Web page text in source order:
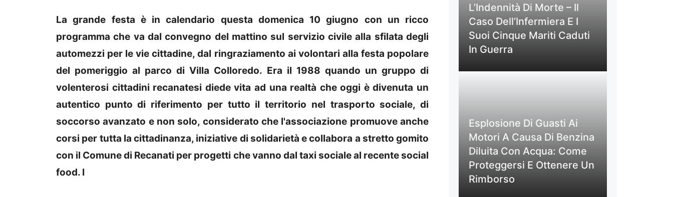
La grande festa è in calendario questa domenica 10 giugno con un ricco
programma che va dal convegno del mattino sul servizio civile alla sfilata degli
automezzi per le vie cittadine, dal ringraziamento ai volontari alla festa popolare
del pomeriggio al parco di Villa Colloredo. Era il 1988 quando un gruppo di
volenterosi cittadini recanatesi diede vita ad una realtà che oggi è divenuta un
autentico punto di riferimento per tutto il territorio nel trasporto sociale, di
soccorso avanzato e non solo, considerato che l'associazione promuove anche
corsi per tutta la cittadinanza, iniziative di solidarietà e collabora a stretto gomito
con il Comune di Recanati per progetti che vanno dal taxi sociale al recente social
food. I
L’Indennità Di Morte – Il
Caso Dell’Infermiera E I
Suoi Cinque Mariti Caduti
In Guerra
Esplosione Di Guasti Ai
Motori A Causa Di Benzina
Diluita Con Acqua: Come
Proteggersi E Ottenere Un
Rimborso